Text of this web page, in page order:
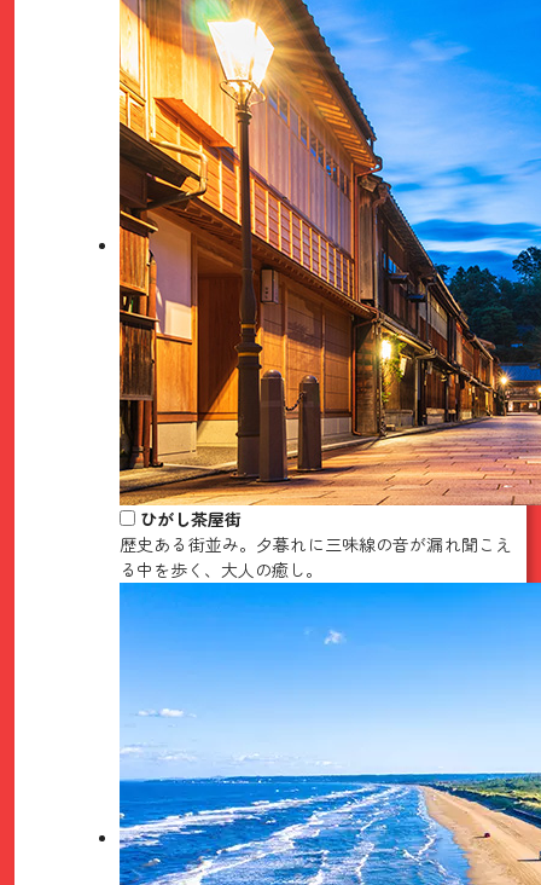
ひがし茶屋街
歴史ある街並み。夕暮れに三味線の音が漏れ聞こえ
る中を歩く、大人の癒し。